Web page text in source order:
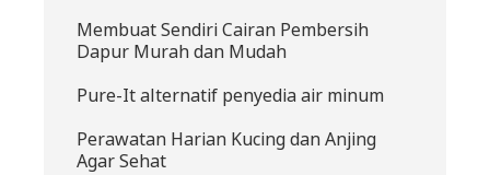
Membuat Sendiri Cairan Pembersih
Dapur Murah dan Mudah
Pure-It alternatif penyedia air minum
Perawatan Harian Kucing dan Anjing
Agar Sehat